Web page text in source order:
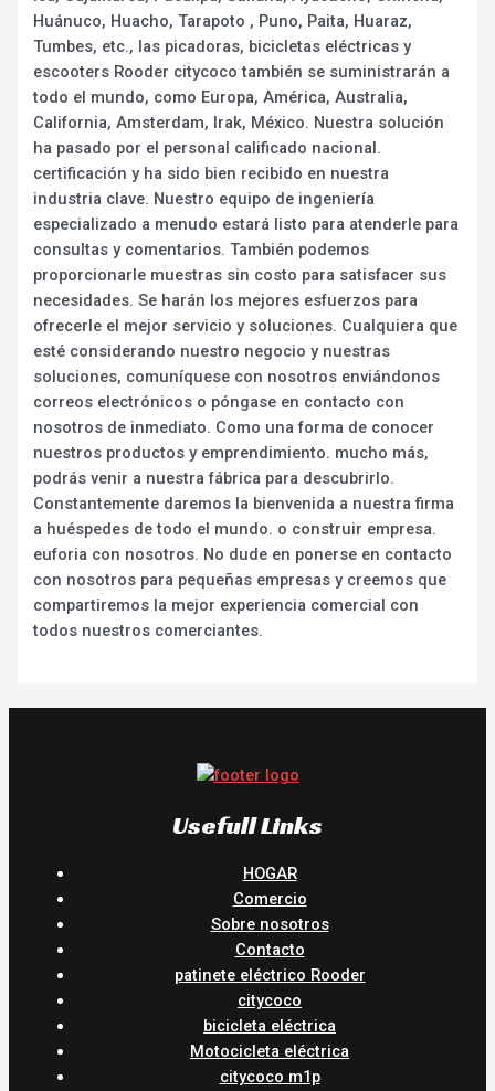
Huánuco, Huacho, Tarapoto , Puno, Paita, Huaraz,
Tumbes, etc., las picadoras, bicicletas eléctricas y
escooters Rooder citycoco también se suministrarán a
todo el mundo, como Europa, América, Australia,
California, Amsterdam, Irak, México. Nuestra solución
ha pasado por el personal calificado nacional.
certificación y ha sido bien recibido en nuestra
industria clave. Nuestro equipo de ingeniería
especializado a menudo estará listo para atenderle para
consultas y comentarios. También podemos
proporcionarle muestras sin costo para satisfacer sus
necesidades. Se harán los mejores esfuerzos para
ofrecerle el mejor servicio y soluciones. Cualquiera que
esté considerando nuestro negocio y nuestras
soluciones, comuníquese con nosotros enviándonos
correos electrónicos o póngase en contacto con
nosotros de inmediato. Como una forma de conocer
nuestros productos y emprendimiento. mucho más,
podrás venir a nuestra fábrica para descubrirlo.
Constantemente daremos la bienvenida a nuestra firma
a huéspedes de todo el mundo. o construir empresa.
euforia con nosotros. No dude en ponerse en contacto
con nosotros para pequeñas empresas y creemos que
compartiremos la mejor experiencia comercial con
todos nuestros comerciantes.
Usefull Links
HOGAR
Comercio
Sobre nosotros
Contacto
patinete eléctrico Rooder
citycoco
bicicleta eléctrica
Motocicleta eléctrica
citycoco m1p